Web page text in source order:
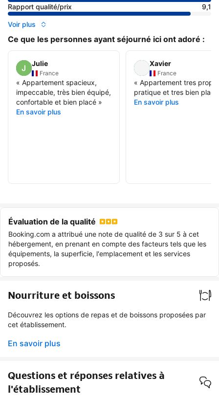
Rapport qualité/prix 9,1
Voir plus
Ce que les personnes ayant séjourné ici ont adoré :
Julie
France
« Appartement spacieux,
impeccable, très bien équipé,
confortable et bien placé »
En savoir plus
Xavier
France
« Appartement tres
pratique et tres bien placé
En savoir plus
Évaluation de la qualité
Booking.com a attribué une note de qualité de 3 sur 5 à cet
hébergement, en prenant en compte des facteurs tels que les
équipements, la superficie, l'emplacement et les services
proposés.
Nourriture et boissons
Découvrez les options de repas et de boissons proposées par
cet établissement.
En savoir plus
Questions et réponses relatives à
l'établissement